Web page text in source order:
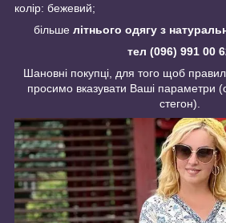
колір: бежевий;
більше літнього одягу з
тел (096) 991 00
Шановні покупці, для того щоб
просимо вказувати Ваші параметри
стегон).